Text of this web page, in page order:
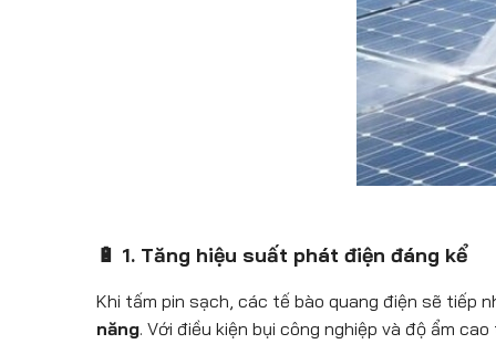
🔋 1. Tăng hiệu suất phát điện đáng kể
Khi tấm pin sạch, các tế bào quang điện sẽ tiếp
năng. Với điều kiện bụi công nghiệp và độ ẩm